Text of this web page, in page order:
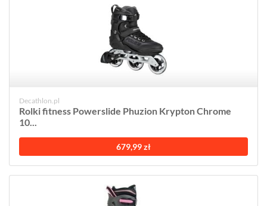
Decathlon.pl
Rolki fitness Powerslide Phuzion Krypton Chrome
10...
679,99 zł